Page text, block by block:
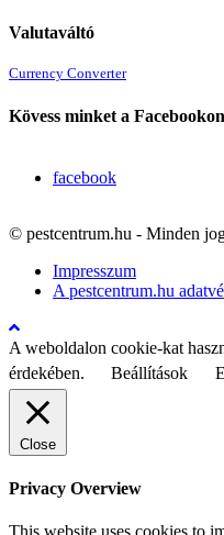
Valutaváltó
Currency Converter
Kövess minket a
facebook
© pestcentrum.hu - Minden
Impresszum
A pestcentrum.hu
A weboldalon cookie-kat
érdekében.
Beállítások
Close
Privacy Overview